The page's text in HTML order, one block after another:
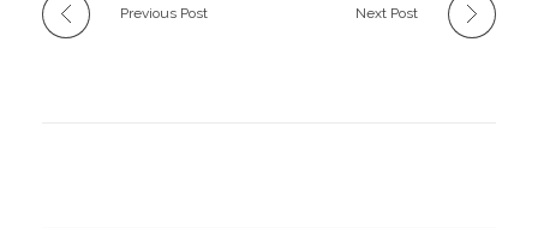
Previous Post Next Post